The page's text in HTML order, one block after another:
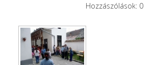
Hozzászólások: 0